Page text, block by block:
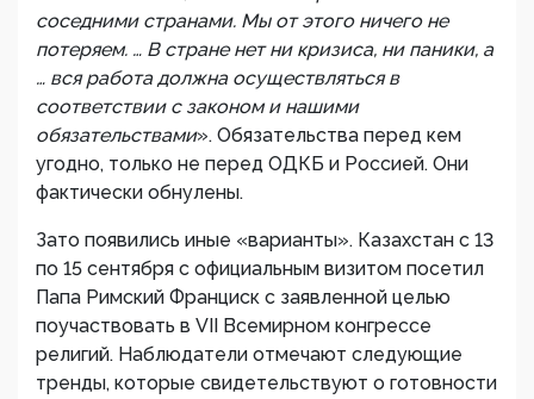
соседними странами. Мы от этого ничего не
потеряем. … В стране нет ни кризиса, ни паники, а
… вся работа должна осуществляться в
соответствии с законом и нашими
обязательствами». Обязательства перед кем
угодно, только не перед ОДКБ и Россией. Они
фактически обнулены.
Зато появились иные «варианты». Казахстан с 13
по 15 сентября с официальным визитом посетил
Папа Римский Франциск с заявленной целью
поучаствовать в VII Всемирном конгрессе
религий. Наблюдатели отмечают следующие
тренды, которые свидетельствуют о готовности